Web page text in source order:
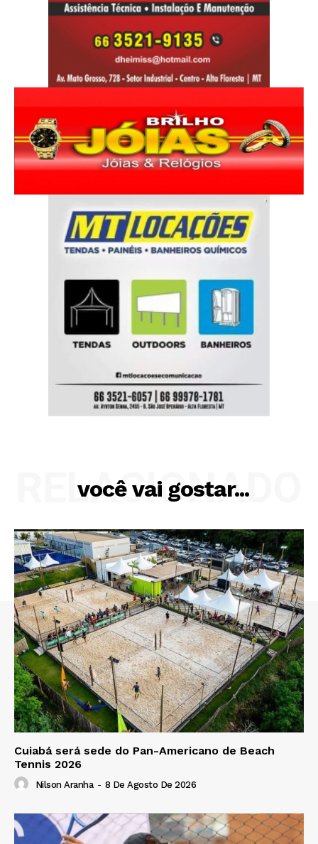
você vai gostar...
RELACIONADO
Cuiabá será sede do Pan-Americano de Beach
Tennis 2026
Nilson Aranha - 8 De Agosto De 2026